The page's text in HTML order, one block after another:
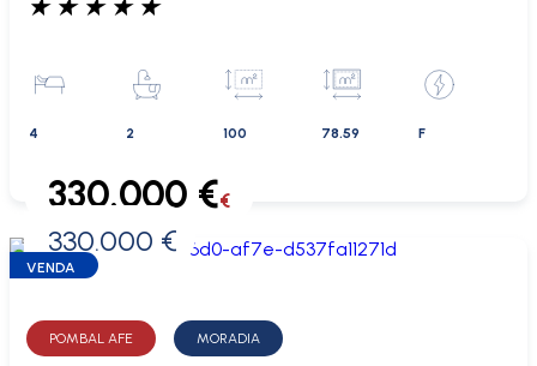
4 2 100 78.59 F
0 €
330.000 €€
330.000 €
VENDA
POMBAL AFE MORADIA